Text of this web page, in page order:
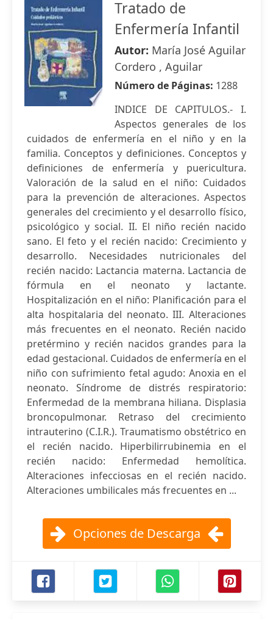
Tratado de
Enfermería Infantil
Autor: María José Aguilar
Cordero , Aguilar
Número de Páginas: 1288
INDICE DE CAPITULOS.- I.
Aspectos generales de los
cuidados de enfermería en el niño y en la
familia. Conceptos y definiciones. Conceptos y
definiciones de enfermería y puericultura.
Valoración de la salud en el niño: Cuidados
para la prevención de alteraciones. Aspectos
generales del crecimiento y el desarrollo físico,
psicológico y social. II. El niño recién nacido
sano. El feto y el recién nacido: Crecimiento y
desarrollo. Necesidades nutricionales del
recién nacido: Lactancia materna. Lactancia de
fórmula en el neonato y lactante.
Hospitalización en el niño: Planificación para el
alta hospitalaria del neonato. III. Alteraciones
más frecuentes en el neonato. Recién nacido
pretérmino y recién nacidos grandes para la
edad gestacional. Cuidados de enfermería en el
niño con sufrimiento fetal agudo: Anoxia en el
neonato. Síndrome de distrés respiratorio:
Enfermedad de la membrana hiliana. Displasia
broncopulmonar. Retraso del crecimiento
intrauterino (C.I.R.). Traumatismo obstétrico en
el recién nacido. Hiperbilirrubinemia en el
recién nacido: Enfermedad hemolítica.
Alteraciones infecciosas en el recién nacido.
Alteraciones umbilicales más frecuentes en ...
Opciones de Descarga